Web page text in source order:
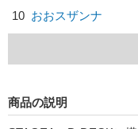
10 おおスザンナ
商品の説明